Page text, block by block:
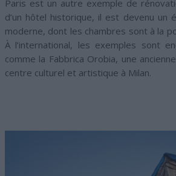
Paris est un autre exemple de
d’un hôtel historique, il est devenu un
moderne, dont les chambres sont à la
À l’international, les exemples sont
comme la Fabbrica Orobia, une
centre culturel et artistique à Milan.